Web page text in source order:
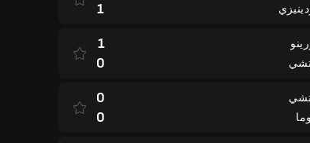
1
1
0
0
0